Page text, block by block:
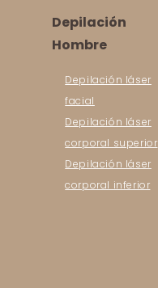
Depilación
Hombre
Depilación láser
facial
Depilación láser
corporal superior
Depilación láser
corporal inferior